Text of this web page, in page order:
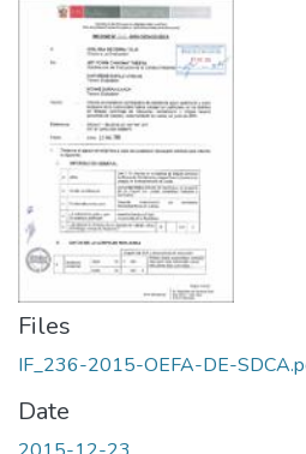
Files
IF_236-2015-OEFA-DE-
Date